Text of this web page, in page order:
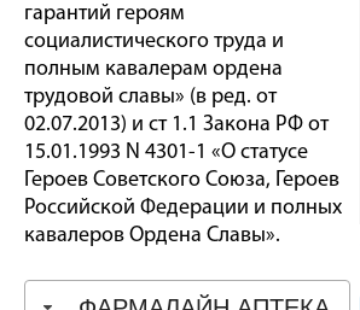
гарантий героям
социалистического труда и
полным кавалерам ордена
трудовой славы» (в ред. от
02.07.2013) и ст 1.1 Закона РФ от
15.01.1993 N 4301-1 «О статусе
Героев Советского Союза, Героев
Российской Федерации и полных
кавалеров Ордена Славы».